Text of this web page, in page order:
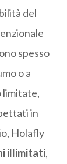
del
spesso
o a
limitate,
in
Holafly
illimitati,